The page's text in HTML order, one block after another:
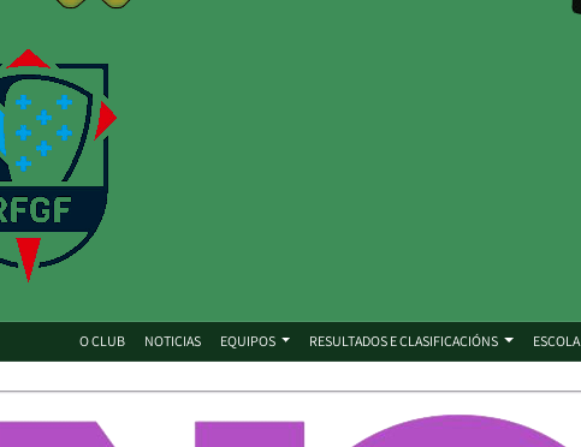
O CLUB NOTICIAS EQUIPOS RESULTADOS E CLASIFICACIÓNS ESCOLA